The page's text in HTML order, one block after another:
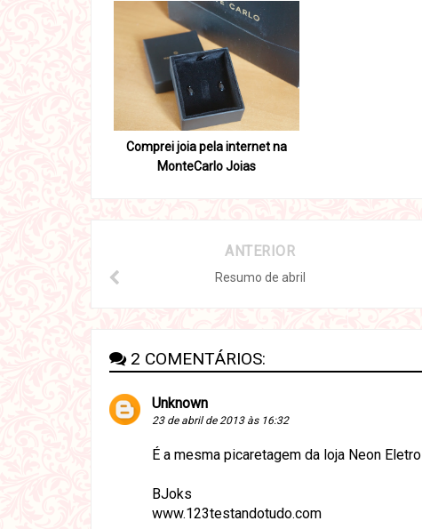
Comprei joia pela internet na
MonteCarlo Joias
ANTERIOR
Resumo de abril
2 COMENTÁRIOS:
Unknown
23 de abril de 2013 às 16:32
É a mesma picaretagem da loja Neon Eletro
BJoks
www.123testandotudo.com